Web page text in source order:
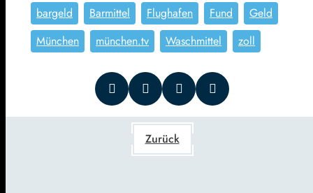
bargeld Barmittel Flughafen Fund
Geld
München
münchen.tv Waschmittel zoll
Zurück